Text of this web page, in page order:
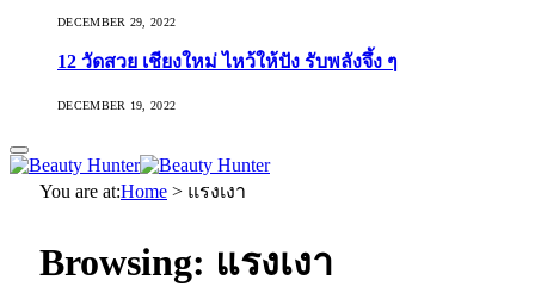
DECEMBER 29, 2022
12 วัดสวย เชียงใหม่ ไหว้ให้ปัง รับพลังจึ้ง ๆ
DECEMBER 19, 2022
You are at:Home > แรงเงา
Browsing: แรงเงา